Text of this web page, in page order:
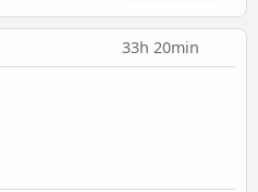
33h 20min